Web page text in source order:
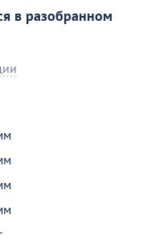
в разобранном